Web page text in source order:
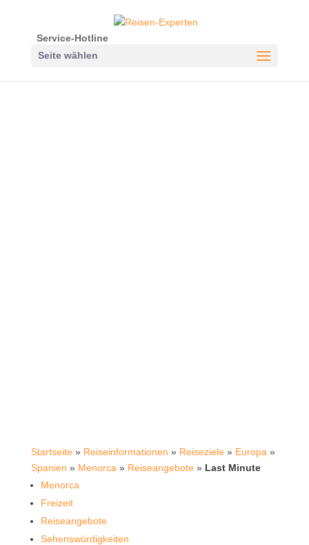
Service-Hotline
Seite wählen
Startseite» Reiseinformationen » Reiseziele» Europa »
Spanien » Menorca » Reiseangebote» Last Minute
Menorca
Freizeit
Reiseangebote
Sehenswürdigkeiten